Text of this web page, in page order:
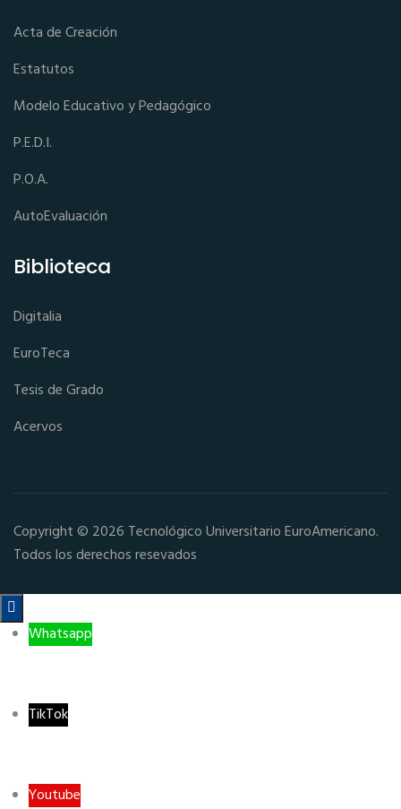
Acta de Creación
Estatutos
Modelo Educativo y Pedagógico
P.E.D.I.
P.O.A.
AutoEvaluación
Biblioteca
Digitalia
EuroTeca
Tesis de Grado
Acervos
Copyright © 2026 Tecnológico Universitario EuroAmericano.
Todos los derechos resevados

Whatsapp
TikTok
Youtube